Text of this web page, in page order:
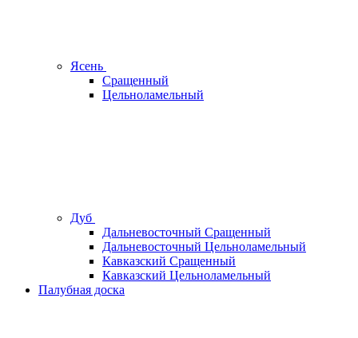
Ясень
Сращенный
Цельноламельный
Дуб
Дальневосточный Сращенный
Дальневосточный Цельноламельный
Кавказский Сращенный
Кавказский Цельноламельный
Палубная доска